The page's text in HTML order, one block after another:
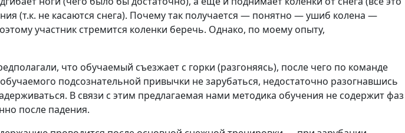
(т.к. не касаются снега). Почему так получается — понятно — ушиб колена —
участник стремится коленки беречь. Однако, по моему опыту,
что обучаемый съезжает с горки (разгоняясь), после чего по команде
подсознательной привычки не зарубаться, недостаточно разогнавшись
В связи с этим предлагаемая нами методика обучения не содержит фаз
после падения.